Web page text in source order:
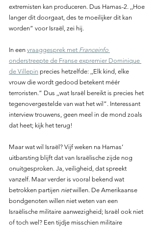
extremisten kan produceren. Dus Hamas-2. ,,Hoe
langer dit doorgaat, des te moeilijker dit kan
worden” voor Israël, zei hij.
In een vraaggesprek met Franceinfo
onderstreepte de Franse expremier Dominique
de Villepin precies hetzelfde: ,,Elk kind, elke
vrouw die wordt gedood betekent méér
terroristen.” Dus ,,wat Israël bereikt is precies het
tegenovergestelde van wat het wil”. Interessant
interview trouwens, geen meel in de mond zoals
dat heet; kijk het terug!
Maar wat wil Israël? Vijf weken na Hamas’
uitbarsting blijft dat van Israëlische zijde nog
onuitgesproken. Ja, veiligheid, dat spreekt
vanzelf. Maar verder is vooral bekend wat
betrokken partijen niet willen. De Amerikaanse
bondgenoten willen niet weten van een
Israëlische militaire aanwezigheid; Israël ook niet
of toch wel? Een tijdje misschien militaire